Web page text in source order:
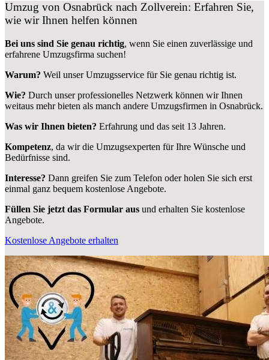
Umzug von Osnabrück nach Zollverein: Erfahren Sie,
wie wir Ihnen helfen können
Bei uns sind Sie genau richtig, wenn Sie einen zuverlässige und
erfahrene Umzugsfirma suchen!
Warum? Weil unser Umzugsservice für Sie genau richtig ist.
Wie? Durch unser professionelles Netzwerk können wir Ihnen
weitaus mehr bieten als manch andere Umzugsfirmen in Osnabrück.
Was wir Ihnen bieten? Erfahrung und das seit 13 Jahren.
Kompetenz, da wir die Umzugsexperten für Ihre Wünsche und
Bedürfnisse sind.
Interesse? Dann greifen Sie zum Telefon oder holen Sie sich erst
einmal ganz bequem kostenlose Angebote.
Füllen Sie jetzt das Formular aus und erhalten Sie kostenlose
Angebote.
Kostenlose Angebote erhalten